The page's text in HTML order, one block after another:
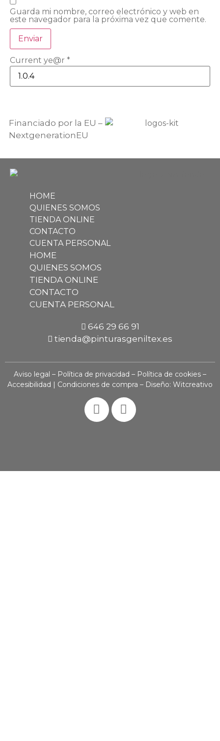
Guarda mi nombre, correo electrónico y web en
este navegador para la próxima vez que comente.
Current ye@r *
Financiado por la EU –
NextgenerationEU
HOME
QUIENES SOMOS
TIENDA ONLINE
CONTACTO
CUENTA PERSONAL
HOME
QUIENES SOMOS
TIENDA ONLINE
CONTACTO
CUENTA PERSONAL
646 29 66 91
tienda@pinturasgeniltex.es
Aviso legal – Política de privacidad – Política de cookies –
Accesibilidad | Condiciones de compra – Diseño: Witcreativo